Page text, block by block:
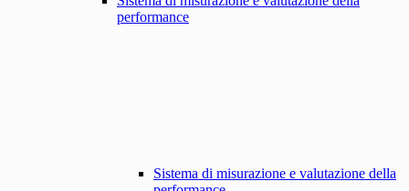
performance
Sistema di misurazione e valutazione della